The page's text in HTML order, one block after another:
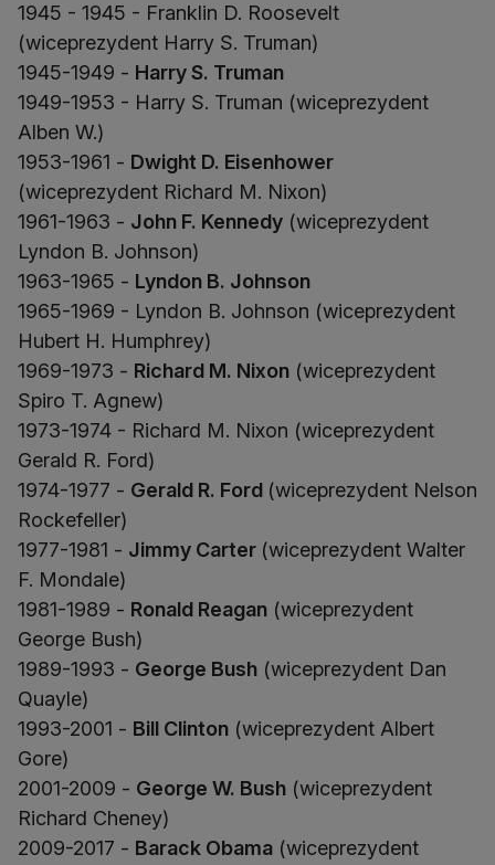
1945 - 1945 - Franklin D. Roosevelt
(wiceprezydent Harry S. Truman)
1945-1949 - Harry S. Truman
1949-1953 - Harry S. Truman (wiceprezydent
Alben W.)
1953-1961 - Dwight D. Eisenhower
(wiceprezydent Richard M. Nixon)
1961-1963 - John F. Kennedy (wiceprezydent
Lyndon B. Johnson)
1963-1965 - Lyndon B. Johnson
1965-1969 - Lyndon B. Johnson (wiceprezydent
Hubert H. Humphrey)
1969-1973 - Richard M. Nixon (wiceprezydent
Spiro T. Agnew)
1973-1974 - Richard M. Nixon (wiceprezydent
Gerald R. Ford)
1974-1977 - Gerald R. Ford (wiceprezydent Nelson
Rockefeller)
1977-1981 - Jimmy Carter (wiceprezydent Walter
F. Mondale)
1981-1989 - Ronald Reagan (wiceprezydent
George Bush)
1989-1993 - George Bush (wiceprezydent Dan
Quayle)
1993-2001 - Bill Clinton (wiceprezydent Albert
Gore)
2001-2009 - George W. Bush (wiceprezydent
Richard Cheney)
2009-2017 - Barack Obama (wiceprezydent